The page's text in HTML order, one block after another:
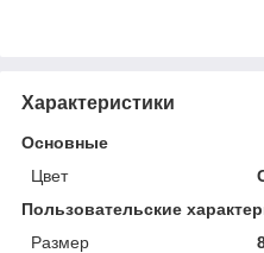
Характеристики
Основные
Цвет
Пользовательские
Размер